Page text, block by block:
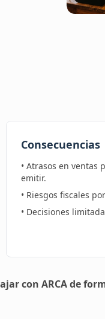
Consecuencias
• Atrasos en ventas
emitir.
• Riesgos fiscales
• Decisiones
con ARCA de